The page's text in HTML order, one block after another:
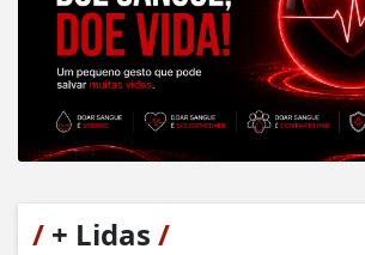
/ + Lidas /